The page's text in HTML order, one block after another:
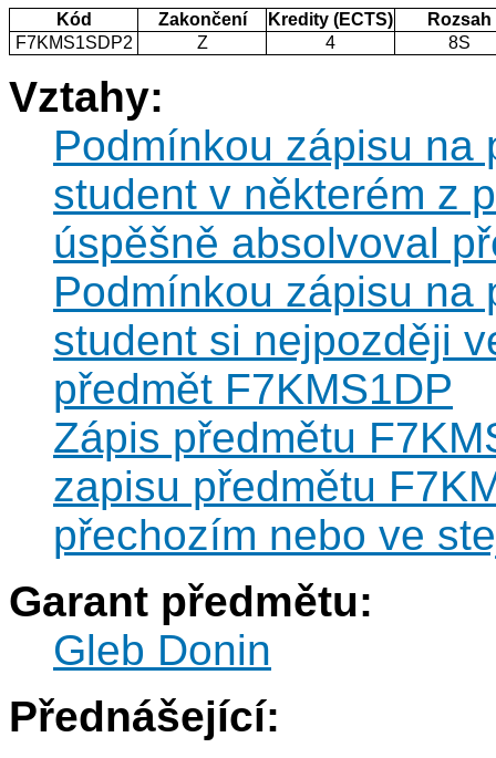
Kód Zakončení Kredity (ECTS)
Rozsah
F7KMS1SDP2
Z 4 8S
Vztahy:
Podmínkou zápisu na
student v některém z
úspěšně absolvoval
Podmínkou zápisu na
student si nejpozději
předmět F7KMS1DP
Zápis předmětu
zapisu předmětu
přechozím nebo ve
Garant předmětu:
Gleb Donin
Přednášející: